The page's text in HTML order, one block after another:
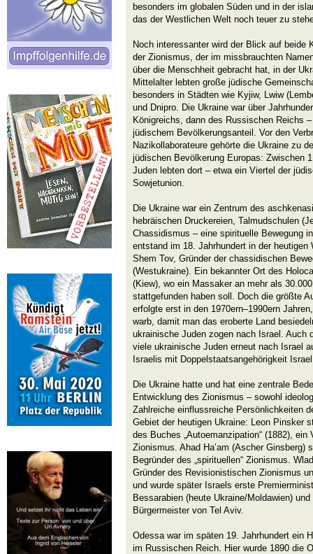
besonders im globalen Süden und in der
das der Westlichen Welt noch teuer zu
Noch interessanter wird der Blick auf beide
der Zionismus, der im missbrauchten
über die Menschheit gebracht hat, in der
Mittelalter lebten große jüdische
besonders in Städten wie Kyjiw, Lwiw
und Dnipro. Die Ukraine war über
Königreichs, dann des Russischen Reichs
jüdischem Bevölkerungsanteil. Vor den
Nazikollaborateure gehörte die Ukraine zu
jüdischen Bevölkerung Europas: Zwischen
Juden lebten dort – etwa ein Viertel der
Sowjetunion.
Die Ukraine war ein Zentrum des
hebräischen Druckereien, Talmudschulen
Chassidismus – eine spirituelle Bewegung
entstand im 18. Jahrhundert in der
Shem Tov, Gründer der chassidischen
(Westukraine). Ein bekannter Ort des
(Kiew), wo ein Massaker an mehr als
stattgefunden haben soll. Doch die größte
erfolgte erst in den 1970ern–1990ern
warb, damit man das eroberte Land
ukrainische Juden zogen nach Israel. Auch
viele ukrainische Juden erneut nach Israel
Israelis mit Doppelstaatsangehörigkeit
Die Ukraine hatte und hat eine zentrale
Entwicklung des Zionismus – sowohl
Zahlreiche einflussreiche Persönlichkeiten
Gebiet der heutigen Ukraine: Leon Pinsker
des Buches „Autoemanzipation“ (1882), ein
Zionismus. Ahad Ha’am (Ascher Ginsberg)
Begründer des „spirituellen“ Zionismus.
Gründer des Revisionistischen Zionismus
und wurde später Israels erste
Bessarabien (heute Ukraine/Moldawien)
Bürgermeister von Tel Aviv.
Odessa war im späten 19. Jahrhundert ein
im Russischen Reich. Hier wurde 1890 die